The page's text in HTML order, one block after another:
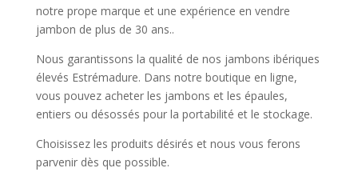
notre prope marque et une expérience en vendre
jambon de plus de 30 ans..
Nous garantissons la qualité de nos jambons ibériques
élevés Estrémadure. Dans notre boutique en ligne,
vous pouvez acheter les jambons et les épaules,
entiers ou désossés pour la portabilité et le stockage.
Choisissez les produits désirés et nous vous ferons
parvenir dès que possible.